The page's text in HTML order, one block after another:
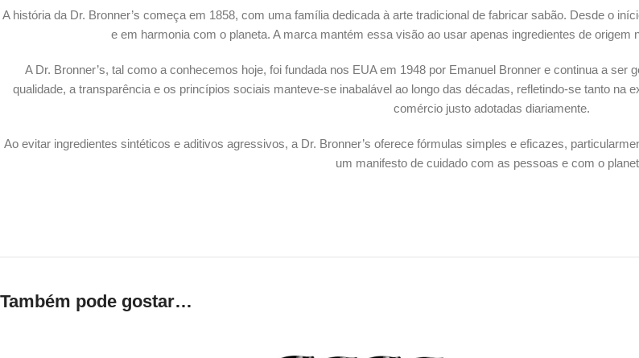
A história da Dr. Bronner’s começa em 1858, com uma família dedicada à arte tradicional de fabricar sabão. Desde o
e em harmonia com o planeta. A marca mantém essa visão ao usar apenas ingredientes de origem
A Dr. Bronner’s, tal como a conhecemos hoje, foi fundada nos EUA em 1948 por Emanuel Bronner e continua a
qualidade, a transparência e os princípios sociais manteve-se inabalável ao longo das décadas, refletindo-se tanto na
comércio justo adotadas diariamente.
Ao evitar ingredientes sintéticos e aditivos agressivos, a Dr. Bronner’s oferece fórmulas simples e eficazes,
um manifesto de cuidado com as pessoas e com o
Também pode gostar…